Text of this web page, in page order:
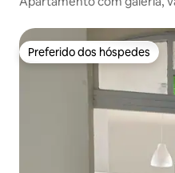
Preferido dos hóspedes
Preferido dos hóspedes